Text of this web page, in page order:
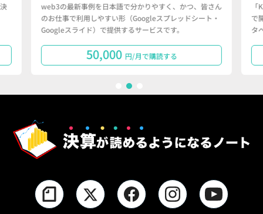
web3の最新事例を日本語で分かりやすく、かつ、皆さん
のお仕事で利用しやすい形（Googleスプレッドシート・
Googleスライド）で提供するサービスです。
50,000 円/月で購読する
で
タ